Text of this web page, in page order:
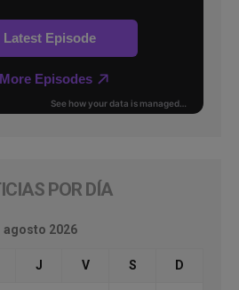
POR DÍA
agosto 2026
J V S D